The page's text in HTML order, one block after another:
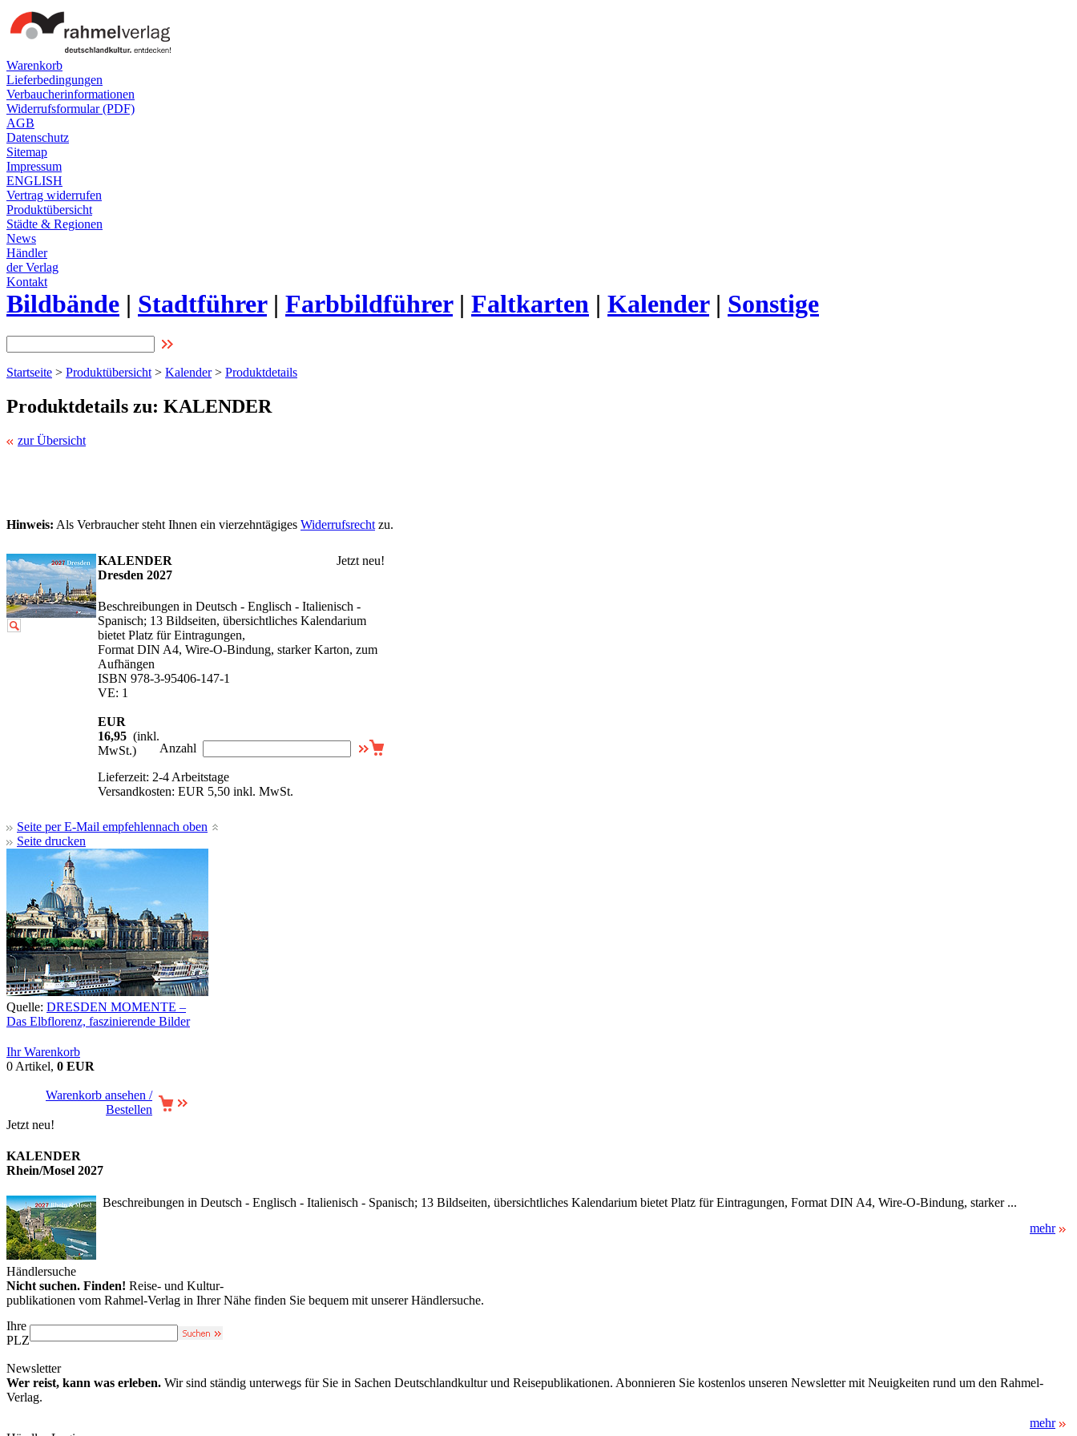
Warenkorb
Lieferbedingungen
Verbaucherinformationen
Widerrufsformular (PDF)
AGB
Datenschutz
Sitemap
Impressum
ENGLISH
Vertrag widerrufen
Produktübersicht
Städte & Regionen
News
Händler
der Verlag
Kontakt
Bildbände | Stadtführer| Farbbildführer| Faltkarten | Kalender| Sonstige
Startseite > Produktübersicht > Kalender> Produktdetails
Produktdetails zu: KALENDER
zur Übersicht
Hinweis: Als Verbraucher steht Ihnen ein vierzehntägiges Widerrufsrecht zu.
KALENDER
Dresden 2027
Jetzt neu!
Beschreibungen in Deutsch - Englisch - Italienisch -
Spanisch; 13 Bildseiten, übersichtliches Kalendarium
bietet Platz für Eintragungen,
Format DIN A4, Wire-O-Bindung, starker Karton, zum
Aufhängen
ISBN 978-3-95406-147-1
VE: 1
EUR
16,95 (inkl.
MwSt.)
Anzahl
Lieferzeit: 2-4 Arbeitstage
Versandkosten: EUR 5,50 inkl. MwSt.
Seite per E-Mail empfehlen
Seite drucken
nach oben
Quelle: DRESDEN MOMENTE –
Das Elbflorenz, faszinierende Bilder
Ihr Warenkorb
0 Artikel, 0 EUR
Warenkorb ansehen /
Bestellen
Jetzt neu!
KALENDER
Rhein/Mosel 2027
Beschreibungen in Deutsch - Englisch - Italienisch - Spanisch; 13 Bildseiten, übersichtliches Kalendarium bietet Platz für Eintragungen, Format DIN A4, Wire-O-Bindung, starker ...
mehr
Händlersuche
Nicht suchen. Finden! Reise- und Kultur-
publikationen vom Rahmel-Verlag in Ihrer Nähe finden Sie bequem mit unserer Händlersuche.
Ihre
PLZ
Newsletter
Wer reist, kann was erleben. Wir sind ständig unterwegs für Sie in Sachen Deutschlandkultur und Reisepublikationen. Abonnieren Sie kostenlos unseren Newsletter mit Neuigkeiten rund um den Rahmel-
Verlag.
mehr